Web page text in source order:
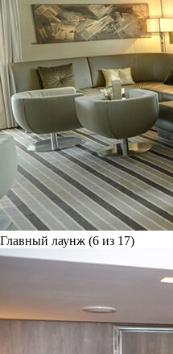
Главный лаунж (6 из 17)